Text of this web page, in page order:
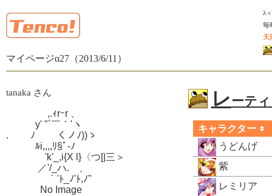
マイページα27（2013/6/11）
λ
毎
天
レ ーテ
キャラクター
うどんげ
紫
レミリア
tanaka さん
,.ｨrｰr 、
y' "´￣｀'ヽ
.　　 ﾉ　　 くノﾉ))ゝ
ﾙi,,,,ﾘ§ﾟ-ﾉ
'k'_,i{X l}〈つ[|三＞
／'/_ハ.ゝ、
｀'ﾄ_ﾉ'ﾄ,ﾉ"
No Image